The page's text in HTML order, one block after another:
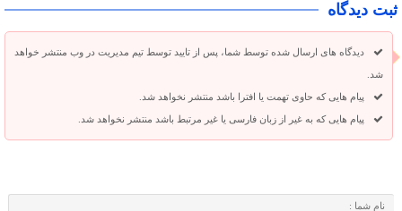
ثبت دیدگاه
دیدگاه های ارسال شده توسط شما، پس از تایید توسط تیم مدیریت در وب منتشر خواهد
شد.
پیام هایی که حاوی تهمت یا افترا باشد منتشر نخواهد شد.
پیام هایی که به غیر از زبان فارسی یا غیر مرتبط باشد منتشر نخواهد شد.